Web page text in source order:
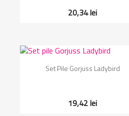
20,34 lei
Vizualizare rapida
Set Pile Gorjuss Ladybird
19,42 lei